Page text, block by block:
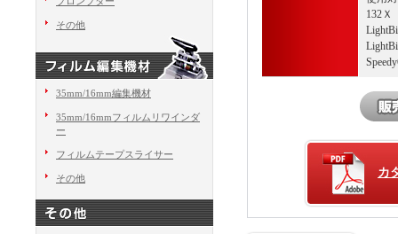
132Ｘ
カ
その他
35mm/16mm編集機材
35mm/16mmフィルムリワインダ
ー
フィルムテープスライサー
その他